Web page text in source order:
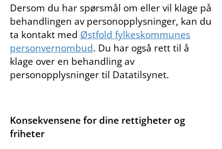
Dersom du har spørsmål om eller vil klage på
behandlingen av personopplysninger, kan du
ta kontakt med Østfold fylkeskommunes
personvernombud. Du har også rett til å
klage over en behandling av
personopplysninger til Datatilsynet.
Konsekvensene for dine rettigheter og
friheter